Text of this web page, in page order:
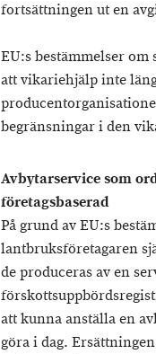
fortsättningen ut en
EU:s bestämmelser
att vikariehjälp inte
begränsningar i den
Avbytarservice som
företagsbaserad
På grund av EU:s
lantbruksföretagaren
de produceras av en
att kunna anställa en
göra i dag.